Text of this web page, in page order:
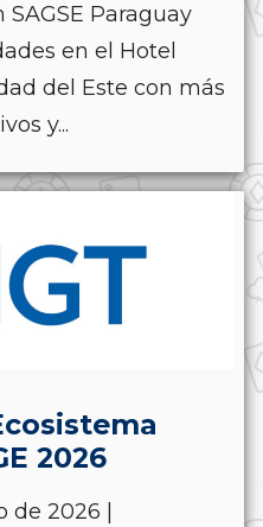
Paraguay
en el Hotel
del Este con más
y...
2026
2026 |